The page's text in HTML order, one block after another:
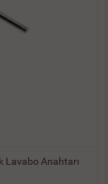
Lavabo Anahtarı